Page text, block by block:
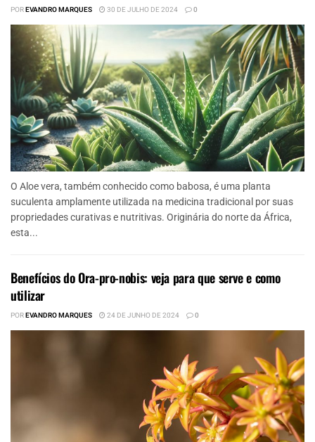
POREVANDRO MARQUES 30 DE JULHO DE 2024 0
O Aloe vera, também conhecido como babosa, é uma planta
suculenta amplamente utilizada na medicina tradicional por suas
propriedades curativas e nutritivas. Originária do norte da África,
esta...
Benefícios do Ora-pro-nobis: veja para que serve e como
utilizar
POREVANDRO MARQUES 24 DE JUNHO DE 2024 0